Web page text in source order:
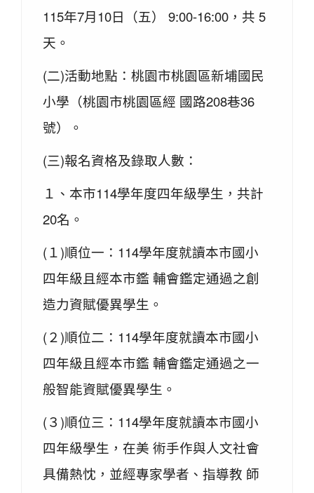
115年7月10日（五） 9:00-16:00，共 5
天。
(二)活動地點：桃園市桃園區新埔國民
小學（桃園市桃園區經 國路208巷36
號）。
(三)報名資格及錄取人數：
１、本市114學年度四年級學生，共計
20名。
(１)順位一：114學年度就讀本市國小
四年級且經本市鑑 輔會鑑定通過之創
造力資賦優異學生。
(２)順位二：114學年度就讀本市國小
四年級且經本市鑑 輔會鑑定通過之一
般智能資賦優異學生。
(３)順位三：114學年度就讀本市國小
四年級學生，在美 術手作與人文社會
具備熱忱，並經專家學者、指導教 師